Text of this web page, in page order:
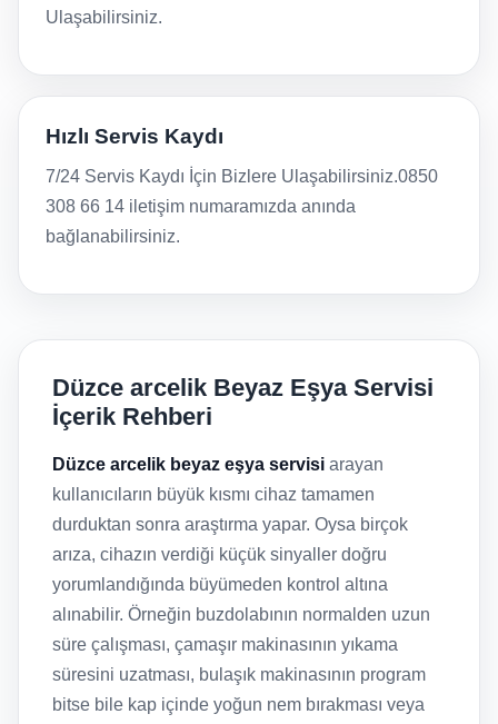
Ulaşabilirsiniz.
Hızlı Servis Kaydı
7/24 Servis Kaydı İçin Bizlere Ulaşabilirsiniz.0850
308 66 14 iletişim numaramızda anında
bağlanabilirsiniz.
Düzce arcelik Beyaz Eşya Servisi
İçerik Rehberi
Düzce arcelik beyaz eşya servisi arayan
kullanıcıların büyük kısmı cihaz tamamen
durduktan sonra araştırma yapar. Oysa birçok
arıza, cihazın verdiği küçük sinyaller doğru
yorumlandığında büyümeden kontrol altına
alınabilir. Örneğin buzdolabının normalden uzun
süre çalışması, çamaşır makinasının yıkama
süresini uzatması, bulaşık makinasının program
bitse bile kap içinde yoğun nem bırakması veya